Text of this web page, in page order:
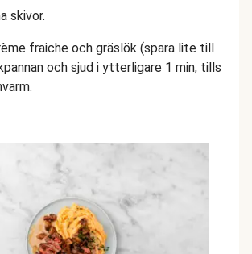
skivor.
fraiche och gräslök (spara lite till
och sjud i ytterligare 1 min, tills